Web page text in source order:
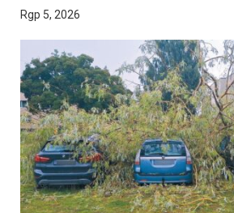
Rgp 5, 2026